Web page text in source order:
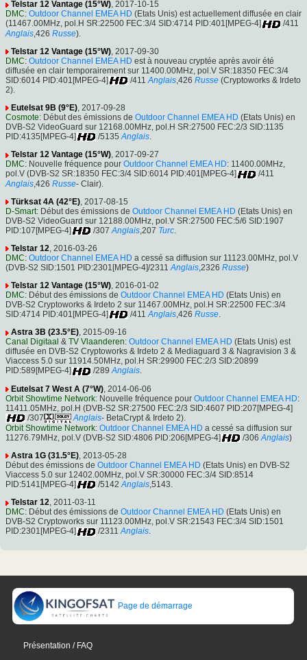
Telstar 12 Vantage (15°W), 2017-10-15
DMC: Outdoor Channel EMEA HD (Etats Unis) est actuellement diffusée en clair
(11467.00MHz, pol.H SR:22500 FEC:3/4 SID:4714 PID:401[MPEG-4]
/411
Anglais,426 Russe).
Telstar 12 Vantage (15°W), 2017-09-30
DMC: Outdoor Channel EMEA HD est à nouveau cryptée après avoir été
diffusée en clair temporairement sur 11400.00MHz, pol.V SR:18350 FEC:3/4
SID:6014 PID:401[MPEG-4]
/411 Anglais,426 Russe (Cryptoworks & Irdeto
2).
Eutelsat 9B (9°E), 2017-09-28
Cosmote: Début des émissions de Outdoor Channel EMEA HD (Etats Unis) en
DVB-S2 VideoGuard sur 12168.00MHz, pol.H SR:27500 FEC:2/3 SID:1135
PID:4135[MPEG-4]
/5135 Anglais.
Telstar 12 Vantage (15°W), 2017-09-27
DMC: Nouvelle fréquence pour Outdoor Channel EMEA HD: 11400.00MHz,
pol.V (DVB-S2 SR:18350 FEC:3/4 SID:6014 PID:401[MPEG-4]
/411
Anglais ,426 Russe- Clair).
Türksat 4A (42°E) , 2017-08-15
D-Smart: Début des émissions de Outdoor Channel EMEA HD (Etats Unis) en
DVB-S2 VideoGuard sur 12188.00MHz, pol.V SR:27500 FEC:5/6 SID:1907
PID:107[MPEG-4]
/307 Anglais ,207 Turc
Telstar 12, 2016-03-26
DMC: Outdoor Channel EMEA HD a cessé sa diffusion sur 11123.00MHz, pol.V
(DVB-S2 SID:1501 PID:2301[MPEG-4]/2311 Anglais,2326 Russe)
Telstar 12 Vantage (15°W), 2016-01-02
DMC: Début des émissions de Outdoor Channel EMEA HD (Etats Unis) en
DVB-S2 Cryptoworks & Irdeto 2 sur 11467.00MHz, pol.H SR:22500 FEC:3/4
SID:4714 PID:401[MPEG-4]
/411 Anglais,426 Russe.
Astra 3B (23.5°E), 2015-09-16
Canal Digitaal & TV Vlaanderen: Outdoor Channel EMEA HD (Etats Unis) est
diffusée en DVB-S2 Cryptoworks & Irdeto 2 & Mediaguard 3 & Nagravision 3 &
Viaccess 5.0 sur 11914.50MHz, pol.H SR:29900 FEC:2/3 SID:20899
PID:589[MPEG-4]
/289 Anglais.
Eutelsat 7 West A (7°W) , 2014-06-06
Orbit Showtime Network: Nouvelle fréquence pour Outdoor Channel EMEA HD:
11411.05MHz, pol.H (DVB-S2 SR:27500 FEC:2/3 SID:4607 PID:207[MPEG-4]
/307
Anglais- BetaCrypt & Irdeto 2).
Orbit Showtime Network: Outdoor Channel EMEA HD a cessé sa diffusion sur
11276.79MHz, pol.V (DVB-S2 SID:4806 PID:206[MPEG-4]
/306 Anglais)
Astra 1G (31.5°E), 2013-05-28
Début des émissions de Outdoor Channel EMEA HD (Etats Unis) en DVB-S2
Viaccess 5.0 sur 12402.00MHz, pol.V SR:30000 FEC:3/4 SID:8514
PID:5141[MPEG-4]
/5142 Anglais,5143.
Telstar 12, 2011-03-11
DMC: Début des émissions de Outdoor Channel EMEA HD (Etats Unis) en
DVB-S2 Cryptoworks sur 11123.00MHz, pol.V SR:21543 FEC:3/4 SID:1501
PID:2301[MPEG-4]
/2311 Anglais.
Page de démarrage
Présentation / FAQ